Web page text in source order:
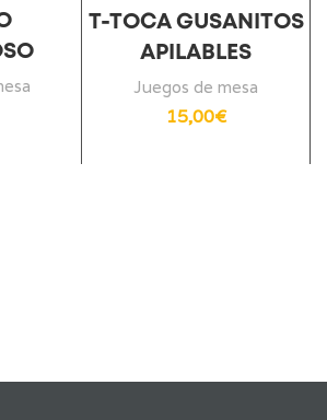
T-TOCA GUSANITOS
APILABLES
Juegos de mesa
15,00€